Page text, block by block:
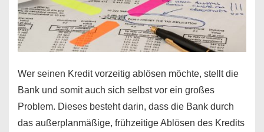
Wer seinen Kredit vorzeitig ablösen möchte, stellt die
Bank und somit auch sich selbst vor ein großes
Problem. Dieses besteht darin, dass die Bank durch
das außerplanmäßige, frühzeitige Ablösen des Kredits